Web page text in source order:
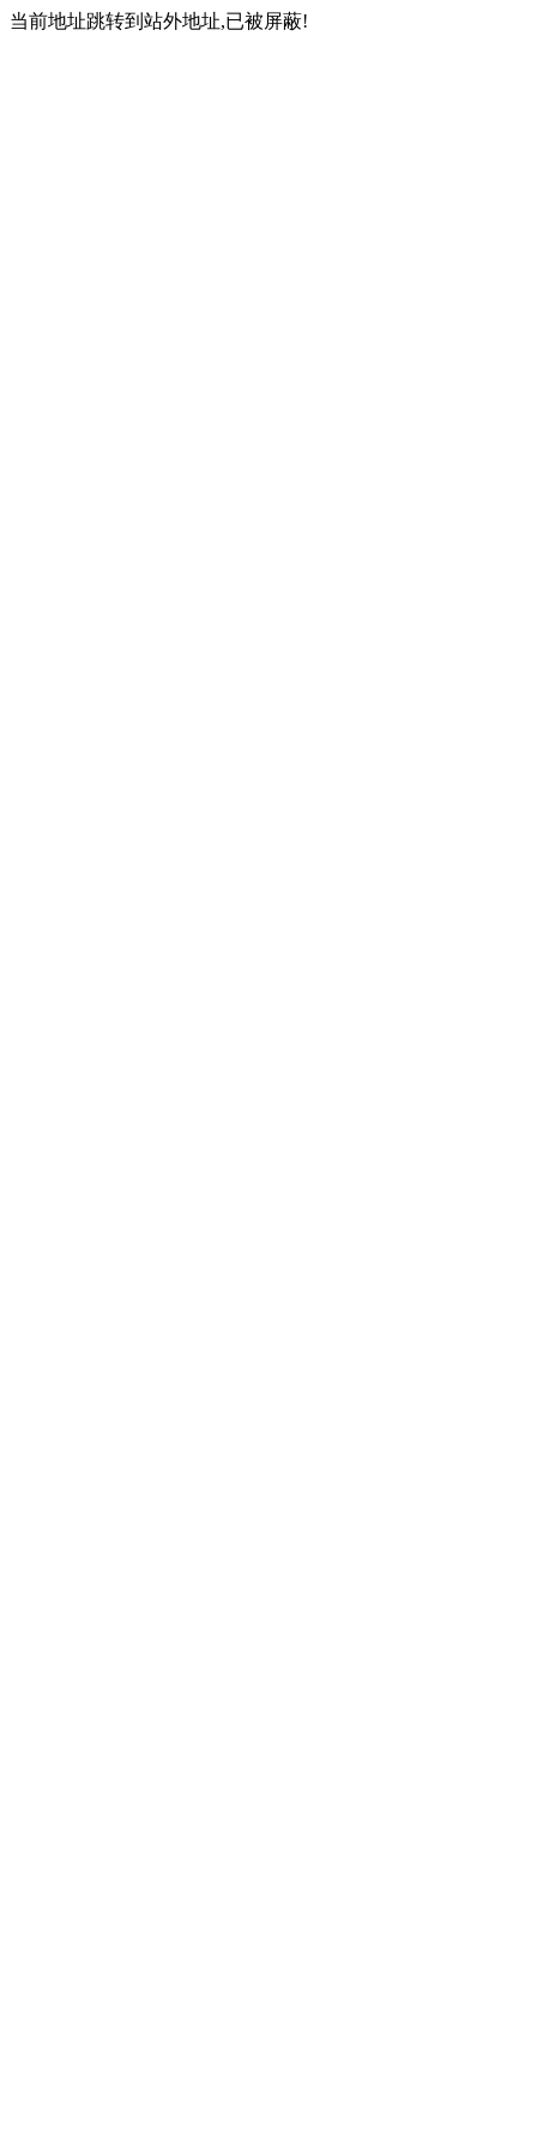
当前地址跳转到站外地址,已被屏蔽!